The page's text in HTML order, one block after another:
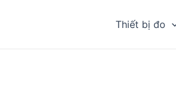
Thiết bị đo